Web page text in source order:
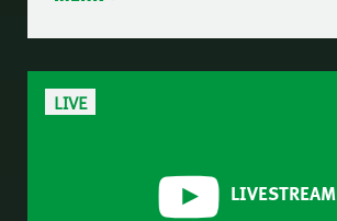
LIVE
LIVESTREAM